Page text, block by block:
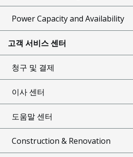
Power Capacity and Availability
고객 서비스 센터
청구 및 결제
이사 센터
도움말 센터
Construction & Renovation